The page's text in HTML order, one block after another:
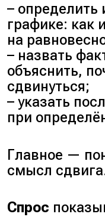
– определить
графике: как
на
– назвать
объяснить,
сдвинуться;
– указать
при
Главное —
смысл
Спрос